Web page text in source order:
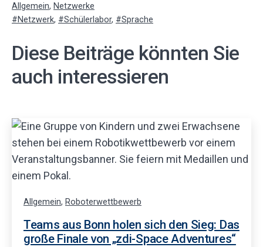
Kategorisiert
als
Allgemein, Netzwerke
Verschlagwortet
Netzwerk, Schülerlabor, Sprache
Diese Beiträge könnten Sie
auch interessieren
Allgemein, Roboterwettbewerb
Teams aus Bonn holen sich den Sieg: Das
große Finale von „zdi-Space Adventures“